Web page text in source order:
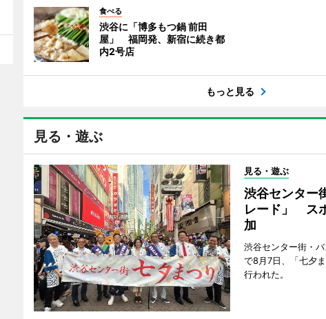
食べる
渋谷に「博多もつ鍋 前田
屋」 福岡発、新宿に続き都
内2号店
もっと見る
見る・遊ぶ
見る・遊ぶ
渋谷センター
レード」 ス
加
渋谷センター街・
で8月7日、「七夕
行われた。